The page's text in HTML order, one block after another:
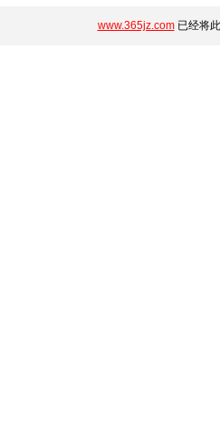
www.365jz.com已经将